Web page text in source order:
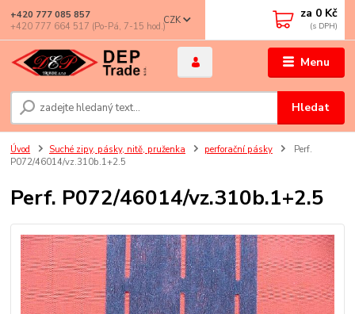
Menu
CZK
Hledat
+420 777 085 857
+420 777 664 517 (Po-Pá, 7-15 hod.)
za 0 Kč
Úvod Suché zipy, pásky, nitě, pruženka perforační pásky
Perf.
P072/46014/vz.310b.1+2.5
Perf. P072/46014/vz.310b.1+2.5